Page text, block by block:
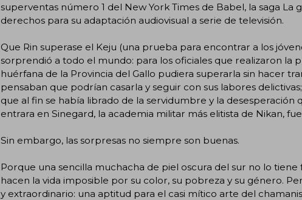
superventas número 1 del New York Times de Babel, la saga La
derechos para su adaptación audiovisual a serie de televisión.
Que Rin superase el Keju (una prueba para encontrar a los
sorprendió a todo el mundo: para los oficiales que realizaron la
huérfana de la Provincia del Gallo pudiera superarla sin hacer
pensaban que podrían casarla y seguir con sus labores
que al fin se había librado de la servidumbre y la desesperación
entrara en Sinegard, la academia militar más elitista de Nikan,
Sin embargo, las sorpresas no siempre son buenas.
Porque una sencilla muchacha de piel oscura del sur no lo tiene
hacen la vida imposible por su color, su pobreza y su género.
y extraordinario: una aptitud para el casi mítico arte del